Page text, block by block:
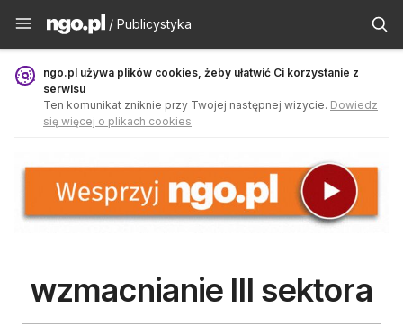
Publicystyka - ngo.pl
/ Publicystyka
ngo.pl używa plików cookies, żeby ułatwić Ci korzystanie z
serwisu
Ten komunikat zniknie przy Twojej następnej wizycie. Dowiedz
się więcej o plikach cookies
wzmacnianie III sektora